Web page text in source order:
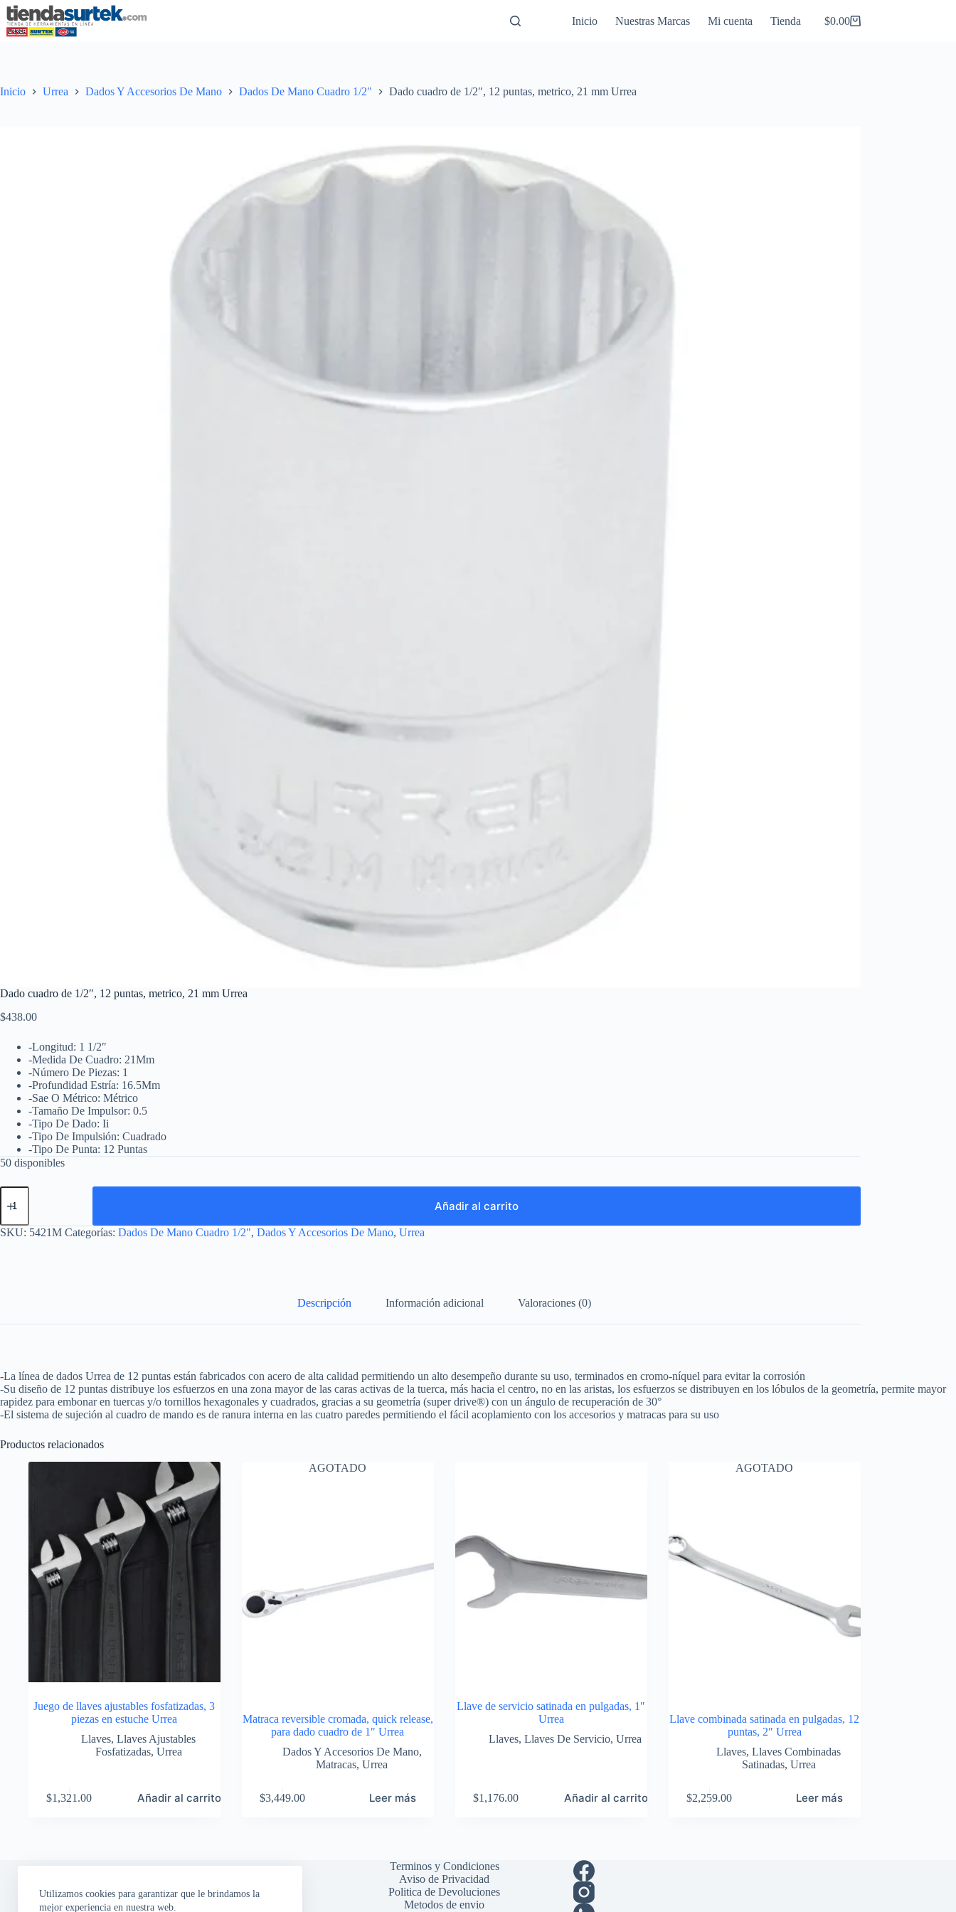
Saltar
al
contenido
Utilizamos cookies para garantizar que le brindamos la
mejor experiencia en nuestra web.
Inicio Nuestras Marcas Mi cuenta Tienda
Carro
$0.00
Inicio Urrea Dados Y Accesorios De Mano Dados De Mano Cuadro 1/2" Dado cuadro de 1/2″, 12 puntas, metrico, 21 mm Urrea
Dado cuadro de 1/2″, 12 puntas, metrico, 21 mm Urrea
$438.00
-Longitud: 1 1/2″
-Medida De Cuadro: 21Mm
-Número De Piezas: 1
-Profundidad Estría: 16.5Mm
-Sae O Métrico: Métrico
-Tamaño De Impulsor: 0.5
-Tipo De Dado: Ii
-Tipo De Impulsión: Cuadrado
-Tipo De Punta: 12 Puntas
50 disponibles
Dado
cuadro
1/2",
12
Añadir al carrito
SKU: 5421M Categorías: Dados De Mano Cuadro 1/2", Dados Y Accesorios De Mano, Urrea
Descripción Información adicional Valoraciones (0)
-La línea de dados Urrea de 12 puntas están fabricados con acero de alta calidad permitiendo un alto desempeño durante su uso, terminados en cromo-níquel para evitar la corrosión
-Su diseño de 12 puntas distribuye los esfuerzos en una zona mayor de las caras activas de la tuerca, más hacia el centro, no en las aristas, los esfuerzos se distribuyen en los lóbulos de la geometría, permite mayor
rapidez para embonar en tuercas y/o tornillos hexagonales y cuadrados, gracias a su geometría (super drive®) con un ángulo de recuperación de 30°
-El sistema de sujeción al cuadro de mando es de ranura interna en las cuatro paredes permitiendo el fácil acoplamiento con los accesorios y matracas para su uso
Productos relacionados
Juego de llaves ajustables fosfatizadas, 3
piezas en estuche Urrea
Llaves,Llaves Ajustables
Fosfatizadas, Urrea
$1,321.00 Añadir al carrito
AGOTADO
Matraca reversible cromada, quick release,
para dado cuadro de 1″ Urrea
Dados Y Accesorios De Mano,
Matracas,Urrea
$3,449.00 Leer más
Llave de servicio satinada en pulgadas, 1″
Urrea
Llaves,Llaves De Servicio,Urrea
$1,176.00 Añadir al carrito
AGOTADO
Llave combinada satinada en pulgadas, 12
puntas, 2″ Urrea
Llaves,Llaves Combinadas
Satinadas, Urrea
$2,259.00 Leer más
Terminos y Condiciones
Aviso de Privacidad
Politica de Devoluciones
Metodos de envio